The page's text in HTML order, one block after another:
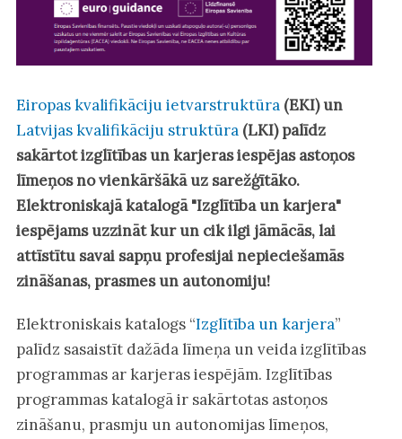
Eiropas kvalifikāciju ietvarstruktūra(EKI) un
Latvijas kvalifikāciju struktūra(LKI) palīdz
sakārtot izglītības un karjeras iespējas astoņos
līmeņos no vienkāršākā uz sarežģītāko.
Elektroniskajā katalogā "Izglītība un karjera"
iespējams uzzināt kur un cik ilgi jāmācās, lai
attīstītu savai sapņu profesijai nepieciešamās
zināšanas, prasmes un autonomiju!
Elektroniskais katalogs “Izglītība un karjera”
palīdz sasaistīt dažāda līmeņa un veida izglītības
programmas ar karjeras iespējām. Izglītības
programmas katalogā ir sakārtotas astoņos
zināšanu, prasmju un autonomijas līmeņos,